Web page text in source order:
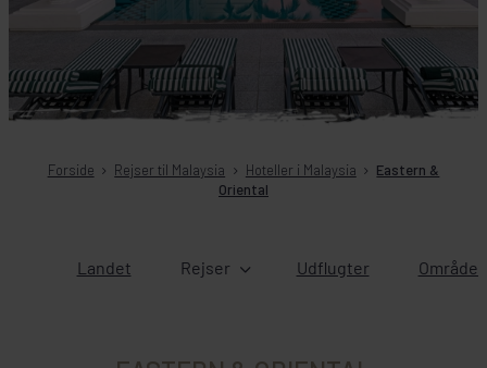
Forside Rejser til Malaysia Hoteller i Malaysia
Eastern &
Oriental
Landet Rejser Udflugter